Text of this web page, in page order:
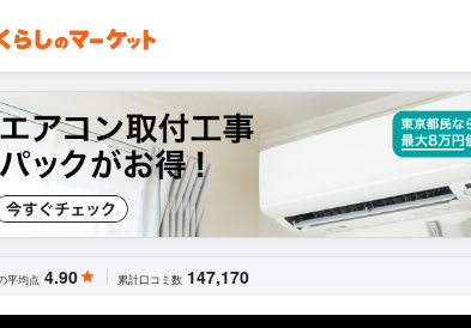
平均点 4.90 累計口コミ数 147,170